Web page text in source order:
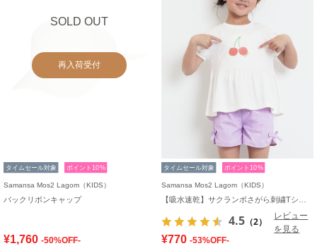
SOLD OUT
再入荷受付
タイムセール対象 ポイント10%
Samansa Mos2 Lagom（KIDS）
バックリボンキャップ
¥1,760 -50%OFF-
タイムセール対象 ポイント10%
Samansa Mos2 Lagom（KIDS）
4.5 （2）
レビュー
を見る
¥770 -53%OFF-